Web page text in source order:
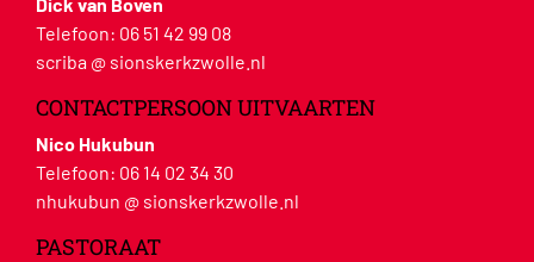
Telefoon: 06 51 42 99 08
scriba @ sionskerkzwolle.nl
CONTACTPERSOON UITVAARTEN
Nico Hukubun
Telefoon: 06 14 02 34 30
nhukubun @ sionskerkzwolle.nl
PASTORAAT